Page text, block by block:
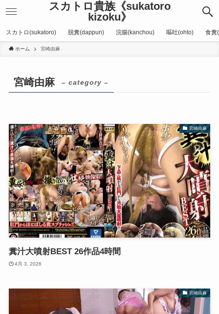
スカトロ貴族《sukatoro
kizoku》
スカトロ(sukatoro) 脱糞(dappun) 浣腸(kanchou) 嘔吐(ohto) 食糞
ホーム 宮崎由麻
宮崎由麻 – category –
宮崎由麻
糞汁大噴射BEST 26作品4時間
4月 3, 2026
宮崎由麻